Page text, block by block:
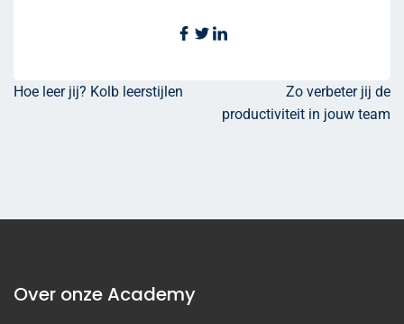
Hoe leer jij? Kolb leerstijlen
Zo verbeter jij de
productiviteit in jouw team
Over onze Academy